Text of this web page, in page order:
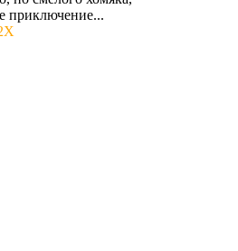
приключение...